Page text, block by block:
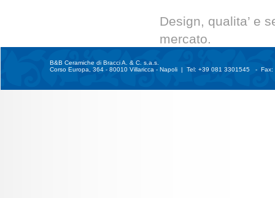
Design, qualita’ e
mercato.
B&B Ceramiche di Bracci A. & C. s.a.s.
Corso Europa, 364 - 80010 Villaricca - Napoli | Tel: +39 081 3301545 -